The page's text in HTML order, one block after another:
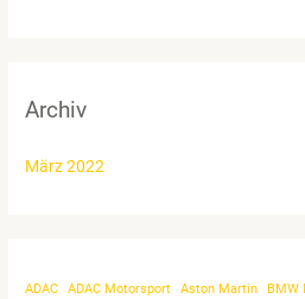
Archiv
März 2022
ADAC ADAC Motorsport Aston Martin BMW